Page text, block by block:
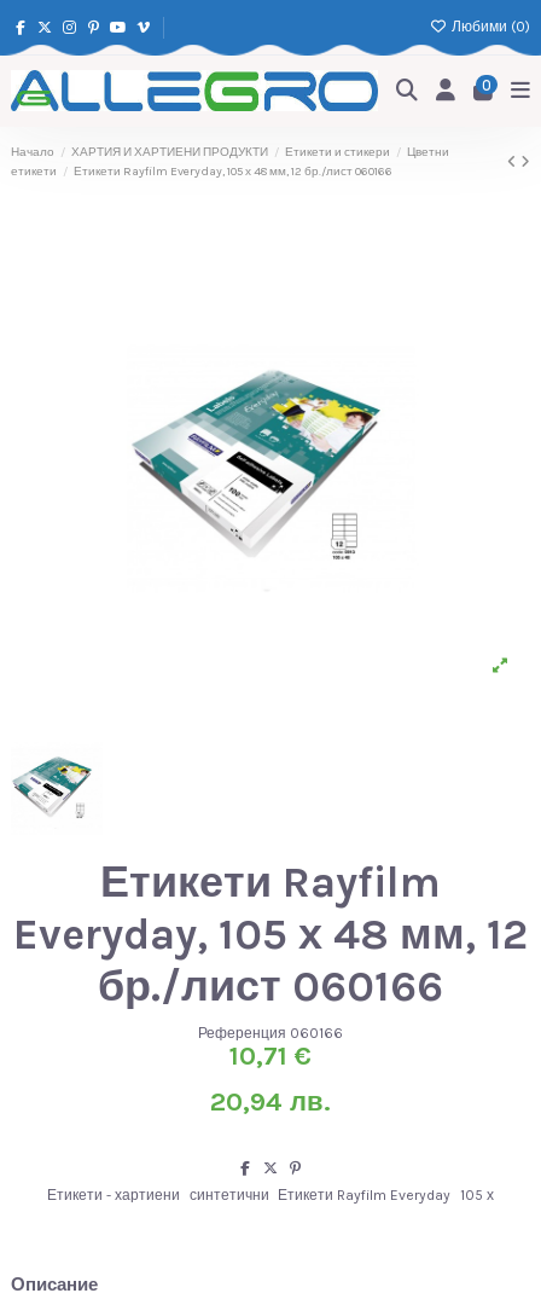
Любими (0)
0
Начало ХАРТИЯ И ХАРТИЕНИ ПРОДУКТИ Етикети и стикери
Цветни
етикети
Етикети Rayfilm Everyday, 105 х 48 мм, 12 бр./лист 060166
Етикети Rayfilm
Everyday, 105 х 48 мм, 12
бр./лист 060166
Референция 060166
10,71 €
20,94 лв.
Етикети - хартиени синтетични Етикети Rayfilm Everyday 105 х
Описание